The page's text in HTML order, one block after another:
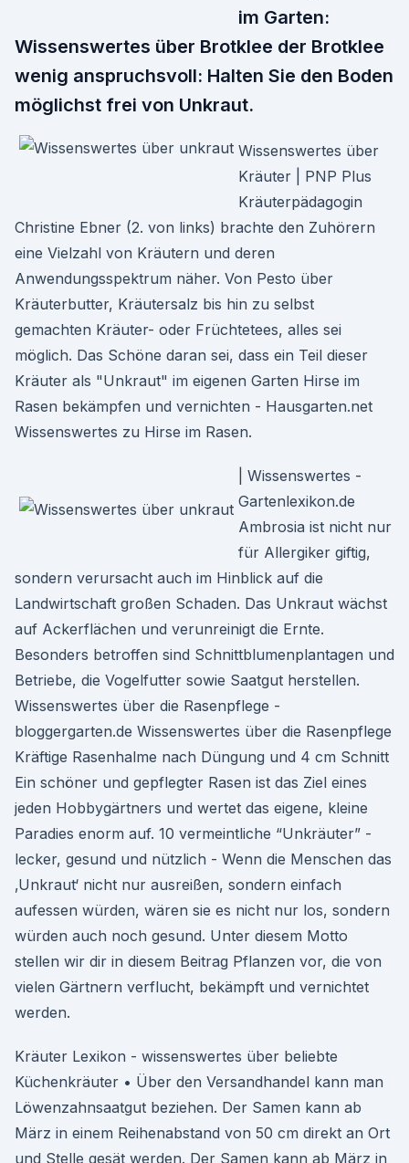
im Garten:
Wissenswertes über Brotklee der Brotklee
wenig anspruchsvoll: Halten Sie den Boden
möglichst frei von Unkraut.
Wissenswertes über
Kräuter | PNP Plus
Kräuterpädagogin
Christine Ebner (2. von links) brachte den Zuhörern
eine Vielzahl von Kräutern und deren
Anwendungsspektrum näher. Von Pesto über
Kräuterbutter, Kräutersalz bis hin zu selbst
gemachten Kräuter- oder Früchtetees, alles sei
möglich. Das Schöne daran sei, dass ein Teil dieser
Kräuter als "Unkraut" im eigenen Garten Hirse im
Rasen bekämpfen und vernichten - Hausgarten.net
Wissenswertes zu Hirse im Rasen.
| Wissenswertes -
Gartenlexikon.de
Ambrosia ist nicht nur
für Allergiker giftig,
sondern verursacht auch im Hinblick auf die
Landwirtschaft großen Schaden. Das Unkraut wächst
auf Ackerflächen und verunreinigt die Ernte.
Besonders betroffen sind Schnittblumenplantagen und
Betriebe, die Vogelfutter sowie Saatgut herstellen.
Wissenswertes über die Rasenpflege -
bloggergarten.de Wissenswertes über die Rasenpflege
Kräftige Rasenhalme nach Düngung und 4 cm Schnitt
Ein schöner und gepflegter Rasen ist das Ziel eines
jeden Hobbygärtners und wertet das eigene, kleine
Paradies enorm auf. 10 vermeintliche “Unkräuter” -
lecker, gesund und nützlich - Wenn die Menschen das
‚Unkraut‘ nicht nur ausreißen, sondern einfach
aufessen würden, wären sie es nicht nur los, sondern
würden auch noch gesund. Unter diesem Motto
stellen wir dir in diesem Beitrag Pflanzen vor, die von
vielen Gärtnern verflucht, bekämpft und vernichtet
werden.
Kräuter Lexikon - wissenswertes über beliebte
Küchenkräuter • Über den Versandhandel kann man
Löwenzahnsaatgut beziehen. Der Samen kann ab
März in einem Reihenabstand von 50 cm direkt an Ort
und Stelle gesät werden. Der Samen kann ab März in